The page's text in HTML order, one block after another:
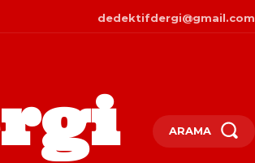
dedektifdergi@gmail.com
ARAMA